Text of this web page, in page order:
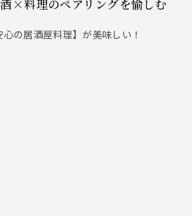
×料理のペアリングを愉しむ
の居酒屋料理】が美味しい！